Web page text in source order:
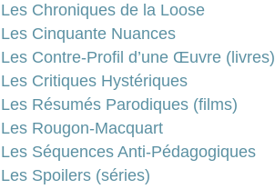
Les Chroniques de la Loose
Les Cinquante Nuances
Les Contre-Profil d’une Œuvre (livres)
Les Critiques Hystériques
Les Résumés Parodiques (films)
Les Rougon-Macquart
Les Séquences Anti-Pédagogiques
Les Spoilers (séries)